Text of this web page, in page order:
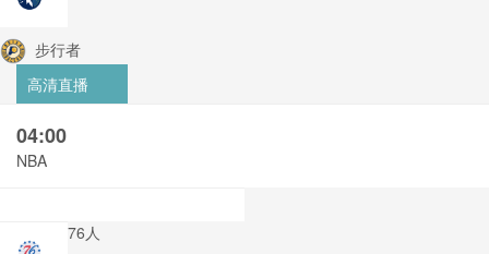
步行者
高清直播
04:00
NBA
76人